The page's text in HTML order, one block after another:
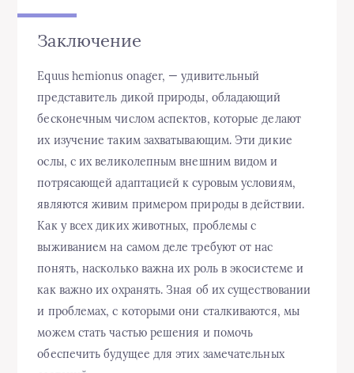
Заключение
Equus hemionus onager, — удивительный
представитель дикой природы, обладающий
бесконечным числом аспектов, которые делают
их изучение таким захватывающим. Эти дикие
ослы, с их великолепным внешним видом и
потрясающей адаптацией к суровым условиям,
являются живим примером природы в действии.
Как у всех диких животных, проблемы с
выживанием на самом деле требуют от нас
понять, насколько важна их роль в экосистеме и
как важно их охранять. Зная об их существовании
и проблемах, с которыми они сталкиваются, мы
можем стать частью решения и помочь
обеспечить будущее для этих замечательных